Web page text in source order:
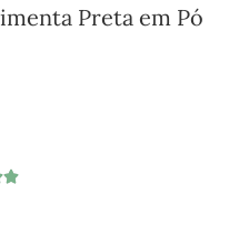
Preta em Pó
